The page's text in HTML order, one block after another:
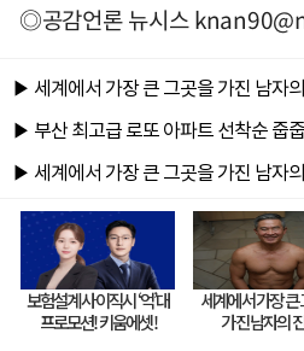
◎공감언론 뉴시스